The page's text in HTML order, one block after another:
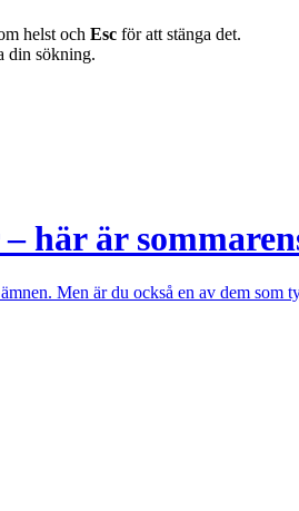
helst och Esc för att stänga det.
din sökning.
här är
Men är du också en av dem